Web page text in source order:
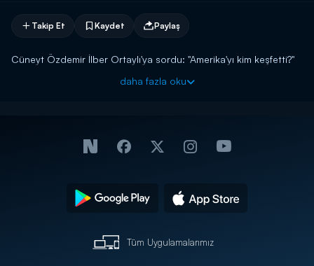
Takip Et Kaydet Paylaş
Cüneyt Özdemir İlber Ortaylı'ya sordu: "Amerika'yı kim keşfetti?"
daha fazla oku
Tüm Uygulamalarımız